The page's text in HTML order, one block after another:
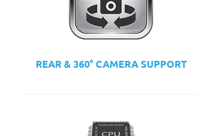
REAR & 360° CAMERA SUPPORT